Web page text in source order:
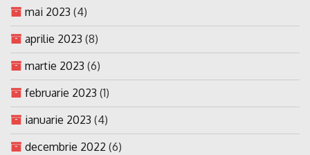
mai 2023 (4)
aprilie 2023 (8)
martie 2023 (6)
februarie 2023 (1)
ianuarie 2023 (4)
decembrie 2022 (6)